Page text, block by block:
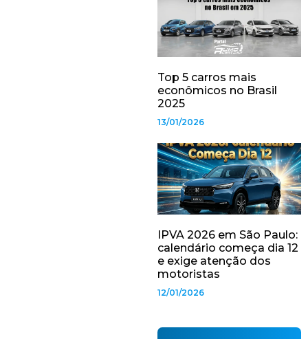
Top 5 carros mais
econômicos no Brasil
2025
13/01/2026
IPVA 2026 em São Paulo:
calendário começa dia 12
e exige atenção dos
motoristas
12/01/2026